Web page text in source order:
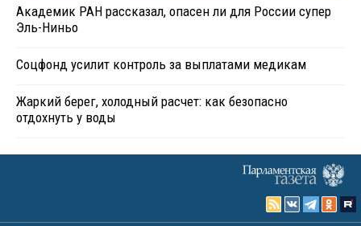
Академик РАН рассказал, опасен ли для России супер
Эль-Ниньо
Соцфонд усилит контроль за выплатами медикам
Жаркий берег, холодный расчет: как безопасно
отдохнуть у воды